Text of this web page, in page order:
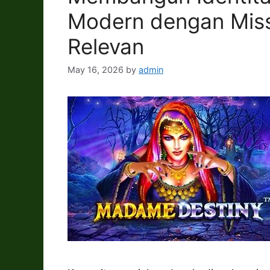
Modern dengan
Relevan
May 16, 2026 by admin